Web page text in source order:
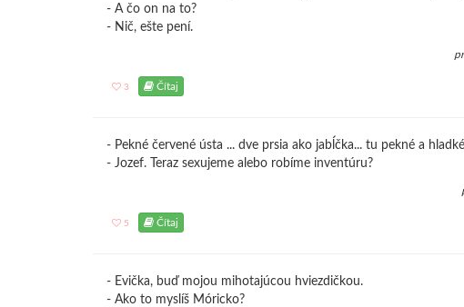
- A čo on na to?
- Nič, ešte pení.
3 Čítaj
- Pekné červené ústa ... dve prsia ako jabĺčka... tu pekné a
- Jozef. Teraz sexujeme alebo robíme inventúru?
5 Čítaj
- Evička, buď mojou mihotajúcou hviezdičkou.
- Ako to myslíš Móricko?